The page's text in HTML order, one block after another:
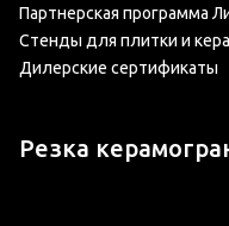
Партнерская программа
Стенды для плитки и
Дилерские сертификаты
Резка